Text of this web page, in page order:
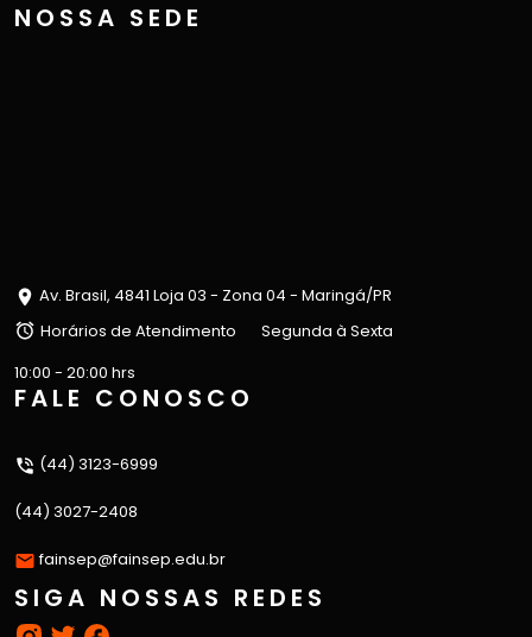
NOSSA SEDE
Av. Brasil, 4841 Loja 03 - Zona 04 - Maringá/PR
Horários de Atendimento
Segunda à Sexta
10:00 - 20:00 hrs
FALE CONOSCO
(44) 3123-6999
(44) 3027-2408
fainsep@fainsep.edu.br
SIGA NOSSAS REDES